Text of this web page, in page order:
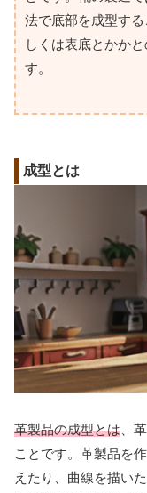
法で底部を成型す
しくは表底とかか
す。
成型とは
革製品の成型とは 、
ことです。革製品を
えたり、曲線を描い